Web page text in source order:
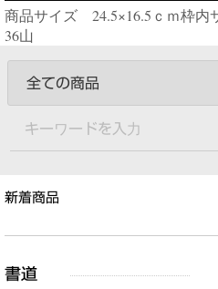
商品サイズ 24.5×16.5ｃｍ枠内
36山
新着商品